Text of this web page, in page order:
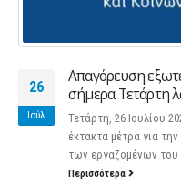
26
Ιούλ
Απαγόρευση
σήμερα Τετάρτη
Τετάρτη, 26 Ιουλίου
έκτακτα μέτρα για
των εργαζομένων του
Περισσότερα